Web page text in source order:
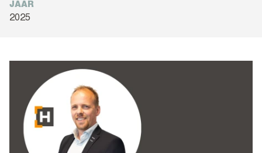
JAAR
2025